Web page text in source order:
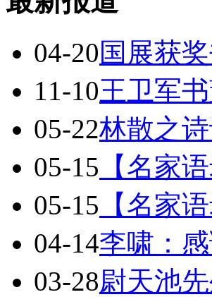
04-20国展获
11-10王卫军
05-22林散之
05-15 【名家
05-15 【名家
04-14李啸：
03-28尉天池